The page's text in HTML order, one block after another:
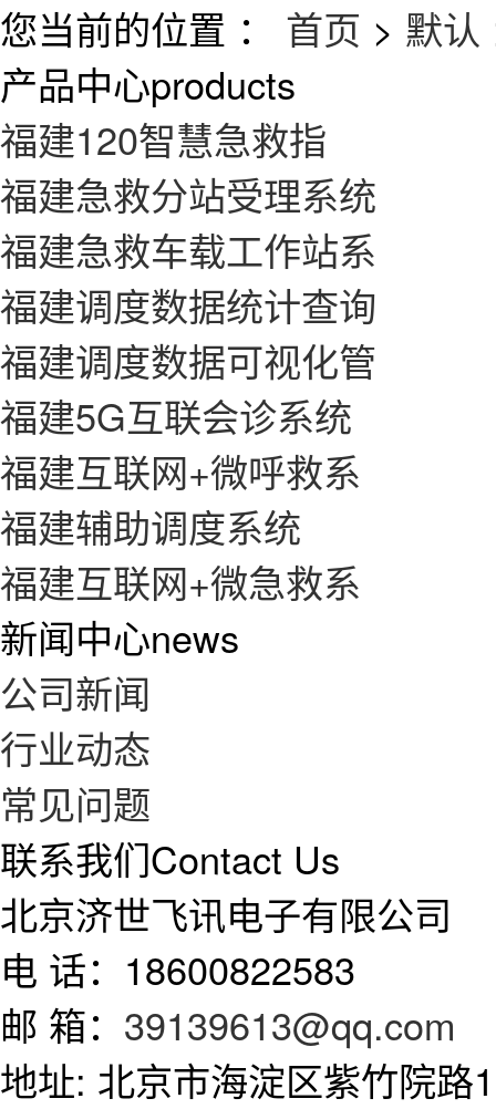
您当前的位置 ： 首页 > 默认
产品中心products
福建120智慧急救指
福建急救分站受理系统
福建急救车载工作站系
福建调度数据统计查询
福建调度数据可视化管
福建5G互联会诊系统
福建互联网+微呼救系
福建辅助调度系统
福建互联网+微急救系
新闻中心news
公司新闻
行业动态
常见问题
联系我们Contact Us
北京济世飞讯电子有限公司
电 话：18600822583
邮 箱： 39139613@qq.com
地址: 北京市海淀区紫竹院路